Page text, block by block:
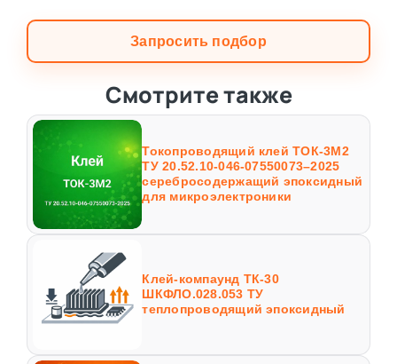
Запросить подбор
Смотрите также
Токопроводящий клей ТОК-3М2
ТУ 20.52.10-046-07550073–2025
серебросодержащий эпоксидный
для микроэлектроники
Клей-компаунд ТК-30
ШКФЛО.028.053 ТУ
теплопроводящий эпоксидный